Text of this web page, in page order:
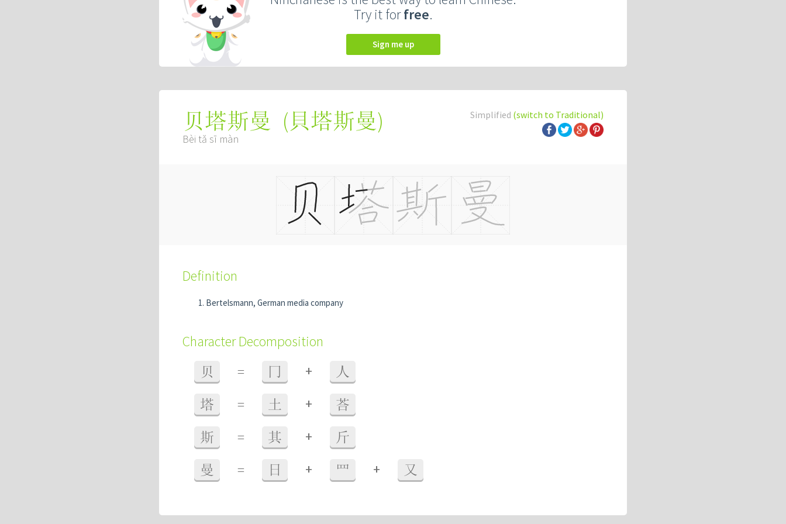
Try it forfree.
Sign me up
Simplified (switch to Traditional)
贝塔斯曼 (貝塔斯曼)
Bèi tǎ sī màn
Definition
Bertelsmann, German media company
Character Decomposition
贝 = 冂 + 人
塔 = 土 + 荅
斯 = 其 + 斤
曼 = 日 + 罒 + 又